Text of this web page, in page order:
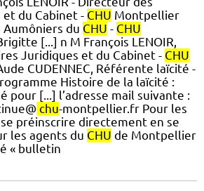
du Cabinet - CHU Montpellier
du CHU - CHU
[...] n M François LENOIR,
Juridiques et du Cabinet - CHU
CUDENNEC, Référente laïcité -
Histoire de la laïcité :
pour [...] l’adresse mail suivante :
chu-montpellier.fr Pour les
préinscrire directement en se
les agents du CHU de Montpellier
« bulletin